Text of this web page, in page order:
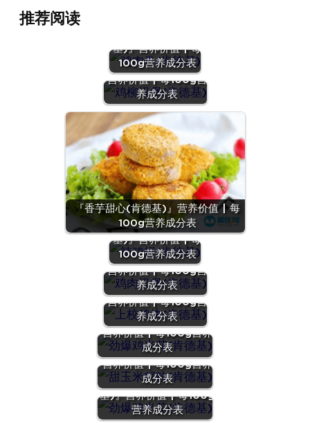
推荐阅读
基)』营养价值 | 每
100g营养成分表
『鸡柳汉堡(肯德基)』
营养价值 | 每100g营
养成分表
『香芋甜心(肯德基)』营养价值 | 每
100g营养成分表
『辣鸡翅(肯德
基)』营养价值 | 每
100g营养成分表
『鸡肉汉堡(肯德基)』
营养价值 | 每100g营
养成分表
『上校鸡块(肯德基)』
营养价值 | 每100g营
养成分表
『劲爆鸡米花(肯德基)』
营养价值 | 每100g营养
成分表
『甜玉米籽粒(肯德基)』
营养价值 | 每100g营养
成分表
『新奥尔良鸡翅(肯德
基)』营养价值 | 每100g
营养成分表